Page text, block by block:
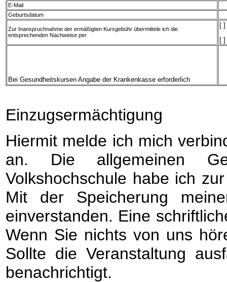
E-Mail
Geburtsdatum
Zur Inanspruchnahme der ermäßigten Kursgebühr übermittele ich die
entsprechenden Nachweise per
[ ]
[ ]
Bei Gesundheitskursen Angabe der Krankenkasse erforderlich
Einzugsermächtigung
Hiermit melde ich mich
an. Die allgemeinen
Volkshochschule habe ich
Mit der Speicherung
einverstanden. Eine
Wenn Sie nichts von uns
Sollte die Veranstaltung
benachrichtigt.